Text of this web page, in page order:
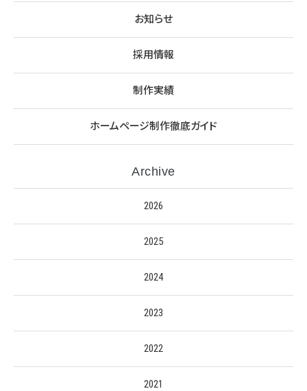
お知らせ
採用情報
制作実績
ホームページ制作徹底ガイド
Archive
2026
2025
2024
2023
2022
2021